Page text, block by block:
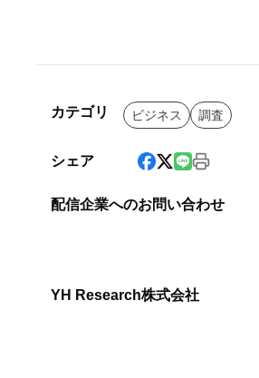
カテゴリ ビジネス 調査
シェア
配信企業へのお問い合わせ
YH Research株式会社